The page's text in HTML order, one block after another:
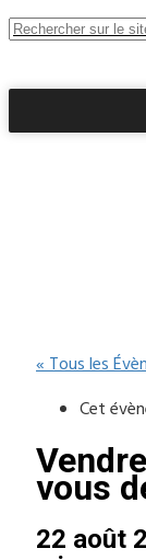
« Tous les
Cet
vous
22 août